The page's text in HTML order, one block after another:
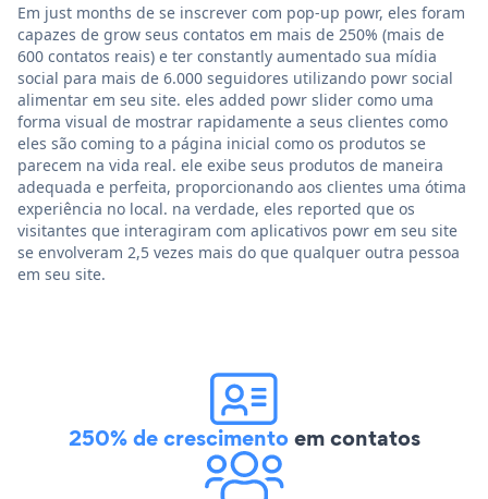
Em just months de se inscrever com pop-up powr, eles foram
capazes de grow seus contatos em mais de 250% (mais de
600 contatos reais) e ter constantly aumentado sua mídia
social para mais de 6.000 seguidores utilizando powr social
alimentar em seu site. eles added powr slider como uma
forma visual de mostrar rapidamente a seus clientes como
eles são coming to a página inicial como os produtos se
parecem na vida real. ele exibe seus produtos de maneira
adequada e perfeita, proporcionando aos clientes uma ótima
experiência no local. na verdade, eles reported que os
visitantes que interagiram com aplicativos powr em seu site
se envolveram 2,5 vezes mais do que qualquer outra pessoa
em seu site.
250% de crescimentoem contatos